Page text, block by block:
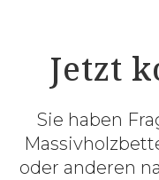
Jetzt
Sie haben
oder anderen